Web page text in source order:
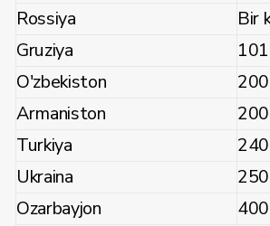
Rossiya
Bir
Gruziya
101
O'zbekiston
200
Armaniston
Turkiya
240
Ukraina
250
Ozarbayjon
400